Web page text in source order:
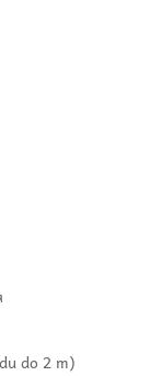
do 2 m)